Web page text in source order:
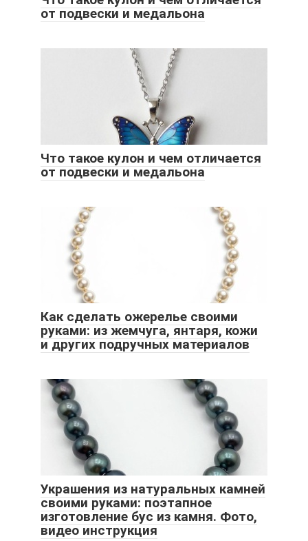
от подвески и медальона
Что такое кулон и чем отличается
от подвески и медальона
Как сделать ожерелье своими
руками: из жемчуга, янтаря, кожи
и других подручных материалов
Украшения из натуральных камней
своими руками: поэтапное
изготовление бус из камня. Фото,
видео инструкция